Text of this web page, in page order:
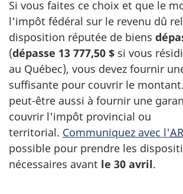
Si vous faites ce choix et que le
l'impôt fédéral sur le revenu dû
disposition réputée de biens
(dépasse 13 777,50 $ si vous
au Québec), vous devez fournir
suffisante pour couvrir le
peut-être aussi à fournir une
couvrir l'impôt provincial ou
territorial. Communiquez avec l'
possible pour prendre les
nécessaires avant le 30 avril.